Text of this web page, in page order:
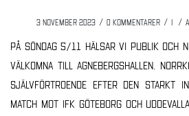
3 november 2023 / 0 Kommentarer / i /
På söndag 5/11 hälsar vi publik och
välkomna till Agnebergshallen.
självförtroende efter den starkt
match mot IFK Göteborg och